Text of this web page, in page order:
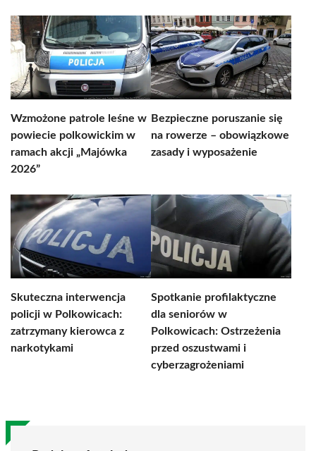
Wzmożone patrole leśne w
powiecie polkowickim w
ramach akcji „Majówka
2026”
Bezpieczne poruszanie się
na rowerze – obowiązkowe
zasady i wyposażenie
Skuteczna interwencja
policji w Polkowicach:
zatrzymany kierowca z
narkotykami
Spotkanie profilaktyczne
dla seniorów w
Polkowicach: Ostrzeżenia
przed oszustwami i
cyberzagrożeniami